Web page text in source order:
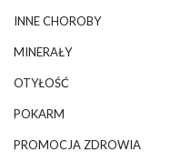
INNE CHOROBY
MINERAŁY
OTYŁOŚĆ
POKARM
PROMOCJA ZDROWIA